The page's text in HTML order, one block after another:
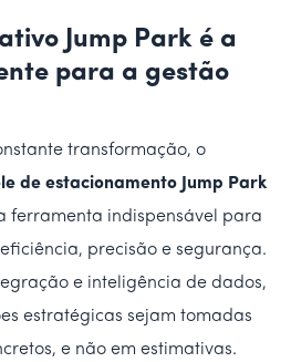
Jump Park é a
para a gestão
transformação, o
de estacionamento Jump Park
ferramenta indispensável para
precisão e segurança.
e inteligência de dados,
estratégicas sejam tomadas
e não em estimativas.